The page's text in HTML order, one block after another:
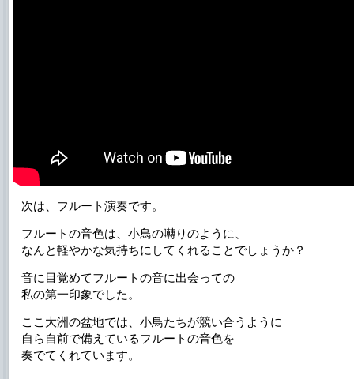
次は、フルート演奏です。
フルートの音色は、小鳥の囀りのように、
なんと軽やかな気持ちにしてくれることでしょうか？
音に目覚めてフルートの音に出会っての
私の第一印象でした。
ここ大洲の盆地では、小鳥たちが競い合うように
自ら自前で備えているフルートの音色を
奏でてくれています。